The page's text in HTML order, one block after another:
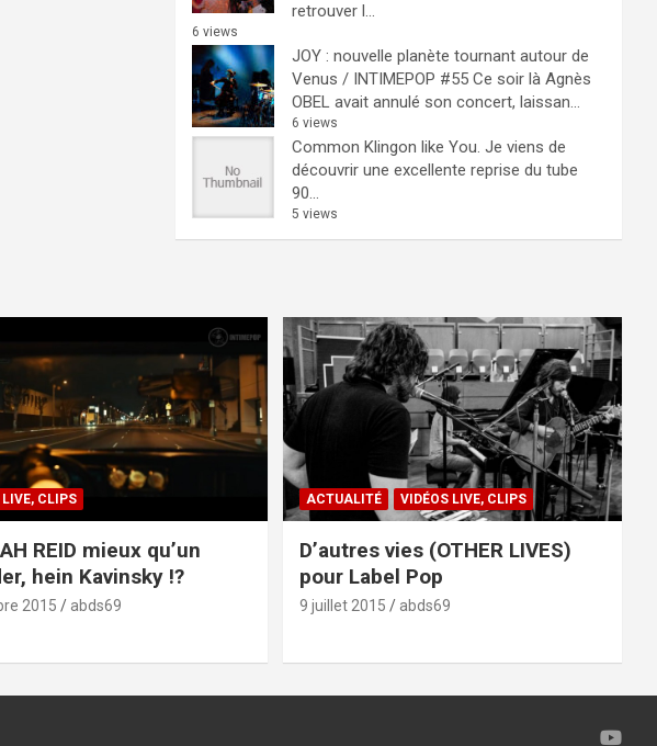
retrouver l...
6 views
JOY : nouvelle planète tournant autour de
Venus / INTIMEPOP #55 Ce soir là Agnès
OBEL avait annulé son concert, laissan...
6 views
Common Klingon like You. Je viens de
découvrir une excellente reprise du tube
90...
5 views
LIVE, CLIPS
REID mieux qu’un
hein Kavinsky !?
2015 abds69
ACTUALITÉ VIDÉOS LIVE, CLIPS
D’autres vies (OTHER LIVES)
pour Label Pop
9 juillet 2015 abds69